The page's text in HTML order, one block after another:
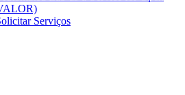
Serviços